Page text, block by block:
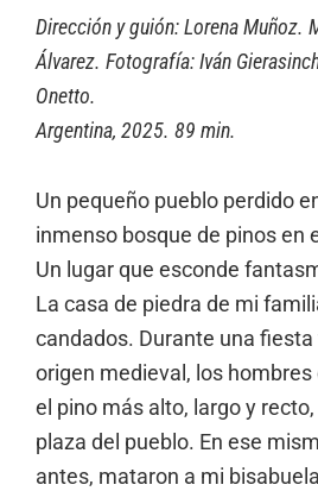
Dirección y guión: Lorena Muñoz.
Álvarez. Fotografía: Iván
Onetto.
Argentina, 2025. 89 min.
Un pequeño pueblo perdido
inmenso bosque de pinos en
Un lugar que esconde
La casa de piedra de mi
candados. Durante una
origen medieval, los
el pino más alto, largo y
plaza del pueblo. En ese
antes, mataron a mi